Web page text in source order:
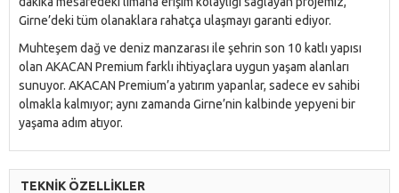
Girne’deki tüm olanaklara rahatça ulaşmayı garanti ediyor.
Muhteşem dağ ve deniz manzarası ile şehrin son 10 katlı yapısı
olan AKACAN Premium farklı ihtiyaçlara uygun yaşam alanları
sunuyor. AKACAN Premium’a yatırım yapanlar, sadece ev sahibi
olmakla kalmıyor; aynı zamanda Girne’nin kalbinde yepyeni bir
yaşama adım atıyor.
TEKNİK ÖZELLİKLER